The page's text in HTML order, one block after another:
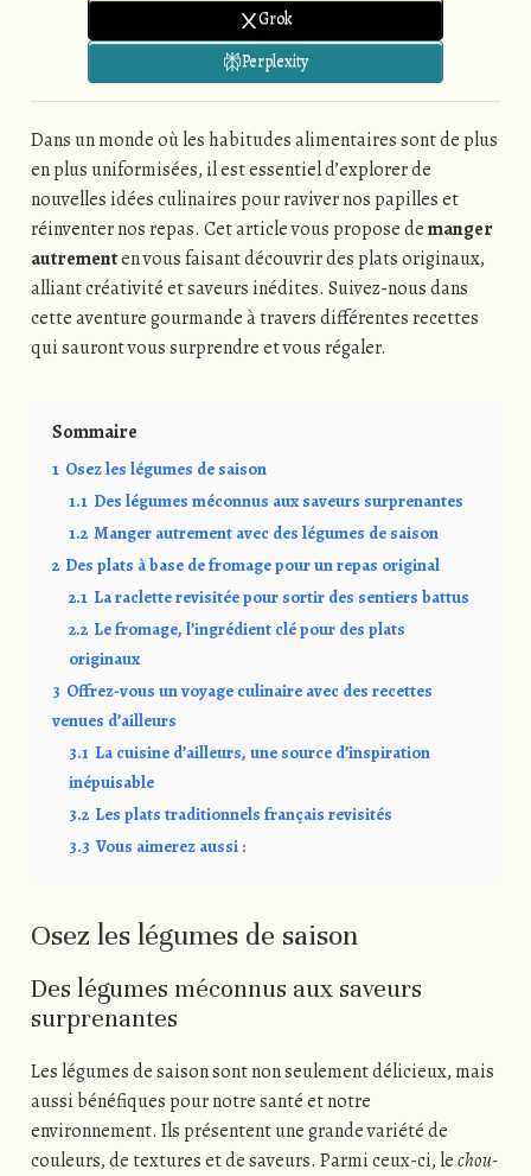
Grok
Perplexity
Dans un monde où les habitudes alimentaires sont de plus
en plus uniformisées, il est essentiel d’explorer de
nouvelles idées culinaires pour raviver nos papilles et
réinventer nos repas. Cet article vous propose demanger
autrementen vous faisant découvrir des plats originaux,
alliant créativité et saveurs inédites. Suivez-nous dans
cette aventure gourmande à travers différentes recettes
qui sauront vous surprendre et vous régaler.
Sommaire
1 Osez les légumes de saison
1.1 Des légumes méconnus aux saveurs surprenantes
1.2 Manger autrement avec des légumes de saison
2 Des plats à base de fromage pour un repas original
2.1 La raclette revisitée pour sortir des sentiers battus
2.2 Le fromage, l’ingrédient clé pour des plats
originaux
3 Offrez-vous un voyage culinaire avec des recettes
venues d’ailleurs
3.1 La cuisine d’ailleurs, une source d’inspiration
inépuisable
3.2 Les plats traditionnels français revisités
3.3 Vous aimerez aussi :
Osez les légumes de saison
Des légumes méconnus aux saveurs
surprenantes
Les légumes de saison sont non seulement délicieux, mais
aussi bénéfiques pour notre santé et notre
environnement. Ils présentent une grande variété de
couleurs, de textures et de saveurs. Parmi ceux-ci, lechou-